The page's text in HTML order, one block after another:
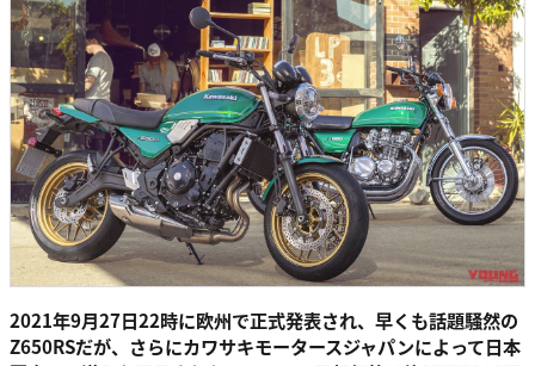
2021年9月27日22時に欧州で正式発表され、早くも話題騒然の
Z650RSだが、さらにカワサキモータースジャパンによって日本